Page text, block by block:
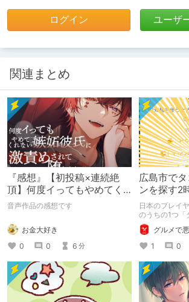
ログイン ユーザ
関連まとめ
『感想』【初投稿×連続絶
頂】何度イってもやめてく
れない嫉妬彼氏に激責めさ
音声作品の感想です
お金大好き
0
0 6 分
広島市で
ンを探す2
ンブルー
Bloom】
日本のプレイ
のうちの1つ「
つけられなか
お送りします
「お出かけの
グルメで
1
0